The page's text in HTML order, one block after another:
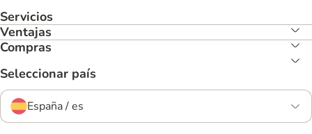
Servicios
Ventajas
Compras
Seleccionar país
España / es